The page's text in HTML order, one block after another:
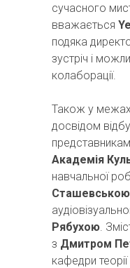
сучасного
вважається
подяка
зустріч і
колаборації.
Також у межах
досвідом
Академія
навчальної
Сташевською
Рябухою.
з Дмитром
кафедри теорії